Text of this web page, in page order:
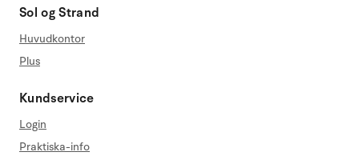
Sol og Strand
Huvudkontor
Plus
Kundservice
Login
Praktiska-info